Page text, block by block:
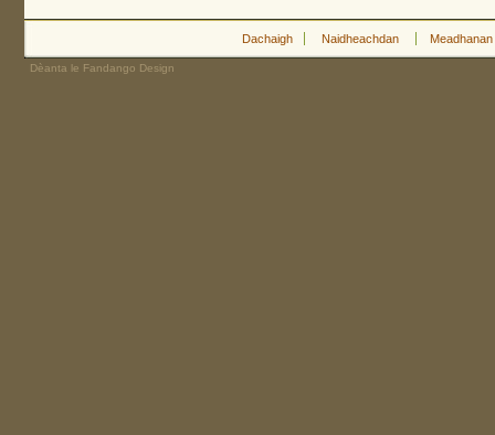
Dachaigh Naidheachdan Meadhanan
Dèanta le Fandango Design